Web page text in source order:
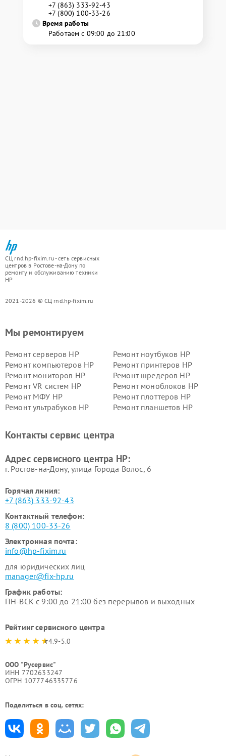
+7 (863) 333-92-43
+7 (800) 100-33-26
Время работы
Работаем с 09:00 до 21:00
СЦ rnd.hp-fixim.ru - сеть сервисных
центров в Ростове-на-Дону по
ремонту и обслуживанию техники
HP
2021-2026 © СЦ rnd.hp-fixim.ru
Мы ремонтируем
Ремонт серверов HP
Ремонт ноутбуков HP
Ремонт компьютеров HP
Ремонт принтеров HP
Ремонт мониторов HP
Ремонт шредеров HP
Ремонт VR систем HP
Ремонт моноблоков HP
Ремонт МФУ HP
Ремонт плоттеров HP
Ремонт ультрабуков HP
Ремонт планшетов HP
Контакты сервис центра
Адрес сервисного центра HP:
г. Ростов-на-Дону, улица Города Волос, 6
Горячая линия:
+7 (863) 333-92-43
Контактный телефон:
8 (800) 100-33-26
Электронная почта:
info@hp-fixim.ru
для юридических лиц
manager@fix-hp.ru
График работы:
ПН-ВСК с 9:00 до 21:00 без перерывов и выходных
Рейтинг сервисного центра
4.9-5.0
ООО "Русервис"
ИНН 7702633247
ОГРН 1077746335776
Поделиться в соц. сетях: